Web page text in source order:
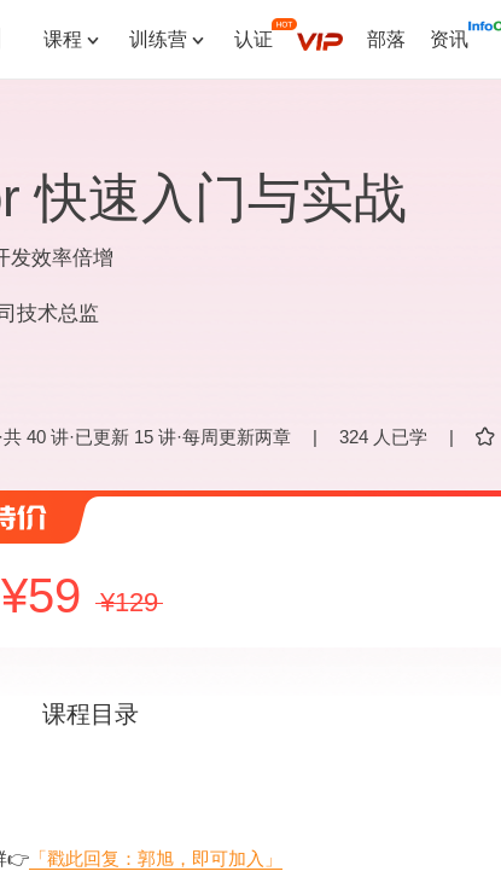
课程  训练营  认证 部落 资讯
快速入门与实战
发效率倍增
技术总监
共 40 讲·已更新 15 讲·每周更新两章 | 324 人已学 |
59 129
课程目录
👉 「戳此回复：郭旭，即可加入」